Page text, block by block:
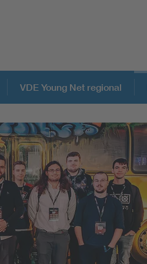
VDE Young Net regional